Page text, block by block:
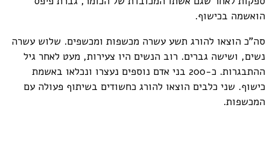
הואשמה בכישוף.
סה"כ הוצאו להורג תשע עשרה מכשפות ומכשפים. שלוש עשרה
נשים, ושישה גברים. רוב הנשים היו צעירות, מעט לאחר גיל
ההתבגרות. כ-200 בני אדם נוספים נעצרו ונכלאו באשמת
כישוף. שני כלבים הוצאו להורג כחשודים בשיתוף פעולה עם
המכשפות.